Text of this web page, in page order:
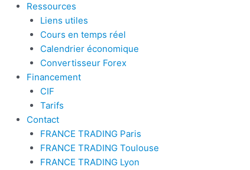
Ressources
Liens utiles
Cours en temps réel
Calendrier économique
Convertisseur Forex
Financement
CIF
Tarifs
Contact
FRANCE TRADING Paris
FRANCE TRADING Toulouse
FRANCE TRADING Lyon